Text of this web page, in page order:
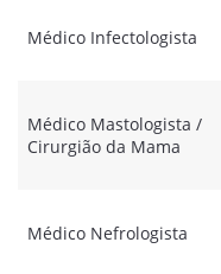
Médico Infectologista
Médico Mastologista /
Cirurgião da Mama
Médico Nefrologista